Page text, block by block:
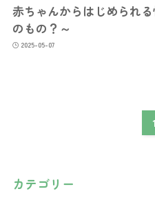
赤ちゃんからはじめられ
のもの？～
2025-05-07
1
カテゴリー